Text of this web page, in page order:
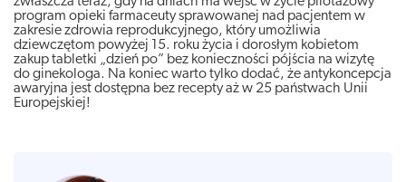
program opieki farmaceuty sprawowanej nad pacjentem w
zakresie zdrowia reprodukcyjnego, który umożliwia
dziewczętom powyżej 15. roku życia i dorosłym kobietom
zakup tabletki „dzień po” bez konieczności pójścia na wizytę
do ginekologa. Na koniec warto tylko dodać, że antykoncepcja
awaryjna jest dostępna bez recepty aż w 25 państwach Unii
Europejskiej!